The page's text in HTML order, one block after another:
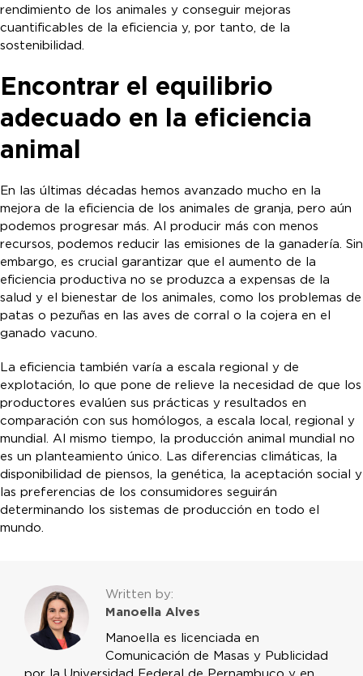
rendimiento de los animales y conseguir mejoras
cuantificables de la eficiencia y, por tanto, de la
sostenibilidad.
Encontrar el equilibrio
adecuado en la eficiencia
animal
En las últimas décadas hemos avanzado mucho en la
mejora de la eficiencia de los animales de granja, pero aún
podemos progresar más. Al producir más con menos
recursos, podemos reducir las emisiones de la ganadería. Sin
embargo, es crucial garantizar que el aumento de la
eficiencia productiva no se produzca a expensas de la
salud y el bienestar de los animales, como los problemas de
patas o pezuñas en las aves de corral o la cojera en el
ganado vacuno.
La eficiencia también varía a escala regional y de
explotación, lo que pone de relieve la necesidad de que los
productores evalúen sus prácticas y resultados en
comparación con sus homólogos, a escala local, regional y
mundial. Al mismo tiempo, la producción animal mundial no
es un planteamiento único. Las diferencias climáticas, la
disponibilidad de piensos, la genética, la aceptación social y
las preferencias de los consumidores seguirán
determinando los sistemas de producción en todo el
mundo.
Written by:
Manoella Alves
Manoella es licenciada en
Comunicación de Masas y Publicidad